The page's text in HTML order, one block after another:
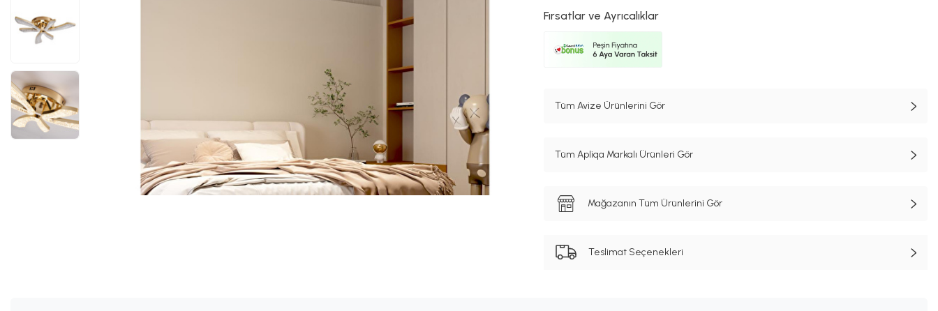
Fırsatlar ve Ayrıcalıklar
Tüm Avize Ürünlerini Gör
Tüm Apliqa Markalı Ürünleri Gör
Mağazanın Tüm Ürünlerini Gör
Teslimat Seçenekleri